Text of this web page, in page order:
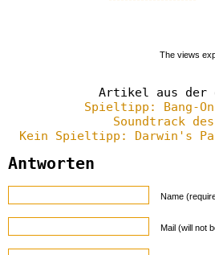
The views
Artikel aus der
Spieltipp: Bang-
Soundtrack
Kein Spieltipp: Darwin's
Antworten
Name
Mail (will not